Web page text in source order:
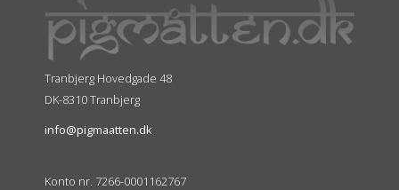
Tranbjerg Hovedgade 48
DK-8310 Tranbjerg
info@pigmaatten.dk
Konto nr. 7266-0001162767